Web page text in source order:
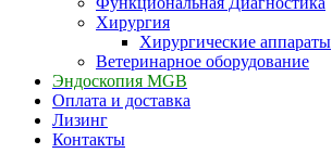
Хирургия
Хирургические аппараты
Ветеринарное оборудование
Эндоскопия MGB
Оплата и доставка
Лизинг
Контакты